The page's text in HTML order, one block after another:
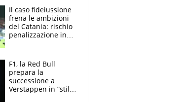
solo 1,4 milioni
all'anno
Il caso fideiussione
frena le ambizioni
del Catania: rischio
penalizzazione in
F1, la Red Bull
prepara la
successione a
Verstappen in “stile